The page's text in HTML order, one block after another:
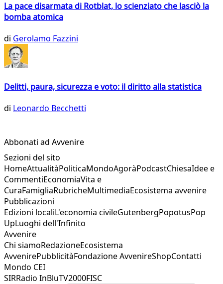
La pace disarmata di Rotblat, lo scienziato che lasciò la
bomba atomica
di Gerolamo Fazzini
Delitti, paura, sicurezza e voto: il diritto alla statistica
di Leonardo Becchetti
Abbonati ad Avvenire
Sezioni del sito
HomeAttualitàPoliticaMondoAgoràPodcastChiesaIdee e
CommentiEconomiaVita e
CuraFamigliaRubricheMultimediaEcosistema avvenire
Pubblicazioni
Edizioni localiL'economia civileGutenbergPopotusPop
UpLuoghi dell'Infinito
Avvenire
Chi siamoRedazioneEcosistema
AvvenirePubblicitàFondazione AvvenireShopContatti
Mondo CEI
SIRRadio InBluTV2000FISC